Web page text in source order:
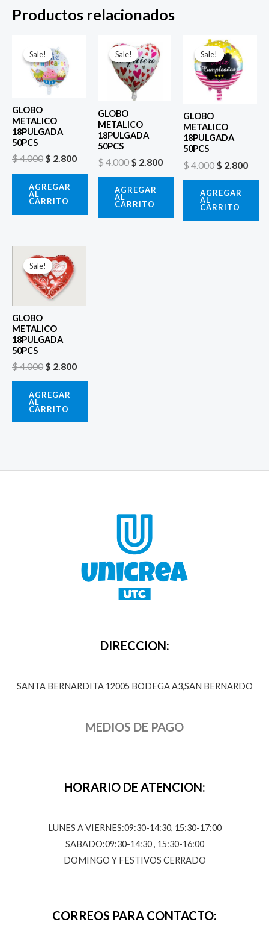
Productos relacionados
Sale!
Sale!
GLOBO
METALICO
18PULGADA
50PCS
$4.000
precio
original
era:
$ 4.000.
$ 2.800
AGREGAR
AL
CARRITO
Sale!
Sale!
GLOBO
METALICO
18PULGADA
50PCS
$4.000
precio
original
era:
$ 4.000.
$ 2.800
AGREGAR
AL
CARRITO
Sale!
Sale!
GLOBO
METALICO
18PULGADA
50PCS
$4.000
El
precio
original
era:
$ 4.000.
$ 2.800
AGREGAR
AL
CARRITO
Sale!
Sale!
GLOBO
METALICO
18PULGADA
50PCS
$4.000
precio
original
era:
$ 4.000.
$ 2.800
AGREGAR
AL
CARRITO
DIRECCION:
SANTA BERNARDITA 12005 BODEGA A3,SAN BERNARDO
MEDIOS DE PAGO
HORARIO DE ATENCION:
LUNES A VIERNES:09:30-14:30, 15:30-17:00
SABADO:09:30-14:30 , 15:30-16:00
DOMINGO Y FESTIVOS CERRADO
CORREOS PARA CONTACTO: